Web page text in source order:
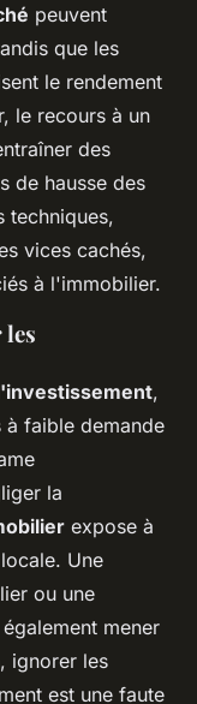
peuvent
que les
le rendement
le recours à un
des
de hausse des
techniques,
vices cachés,
à l'immobilier.
,
faible demande
la
expose à
Une
ou une
mener
ignorer les
est une faute